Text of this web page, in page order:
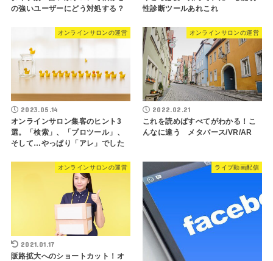
の強いユーザーにどう対処する？
性診断ツールあれこれ
オンラインサロンの運営
2023.05.14
オンラインサロン集客のヒント3
選。「検索」、「プロツール」、
そして…やっぱり「アレ」でした
オンラインサロンの運営
2022.02.21
これを読めばすべてがわかる！こ
んなに違う メタバース/VR/AR
オンラインサロンの運営
2021.01.17
販路拡大へのショートカット！オ
ライブ動画配信